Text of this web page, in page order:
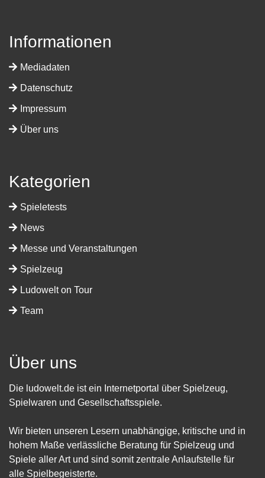
Informationen
Mediadaten
Datenschutz
Impressum
Über uns
Kategorien
Spieletests
News
Messe und Veranstaltungen
Spielzeug
Ludowelt on Tour
Team
Über uns
Die ludowelt.de ist ein Internetportal über Spielzeug,
Spielwaren und Gesellschaftsspiele.
Wir bieten unseren Lesern unabhängige, kritische und in
hohem Maße verlässliche Beratung für Spielzeug und
Spiele aller Art und sind somit zentrale Anlaufstelle für
alle Spielbegeisterte.